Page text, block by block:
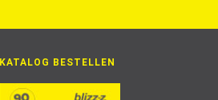
KATALOG BESTELLEN